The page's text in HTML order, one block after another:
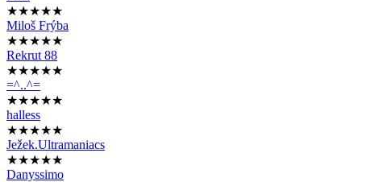
★★★★★
Miloš Frýba
★★★★★
Rekrut 88
★★★★★
=^..^=
★★★★★
halless
★★★★★
Ježek.Ultramaniacs
★★★★★
Danyssimo